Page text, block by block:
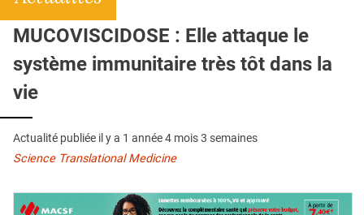
CRÉDITS
MUCOVISCIDOSE : Elle attaque le
système immunitaire très tôt dans la
vie
Actualité publiée il y a 1 année 4 mois 3 semaines
Science Translational Medicine